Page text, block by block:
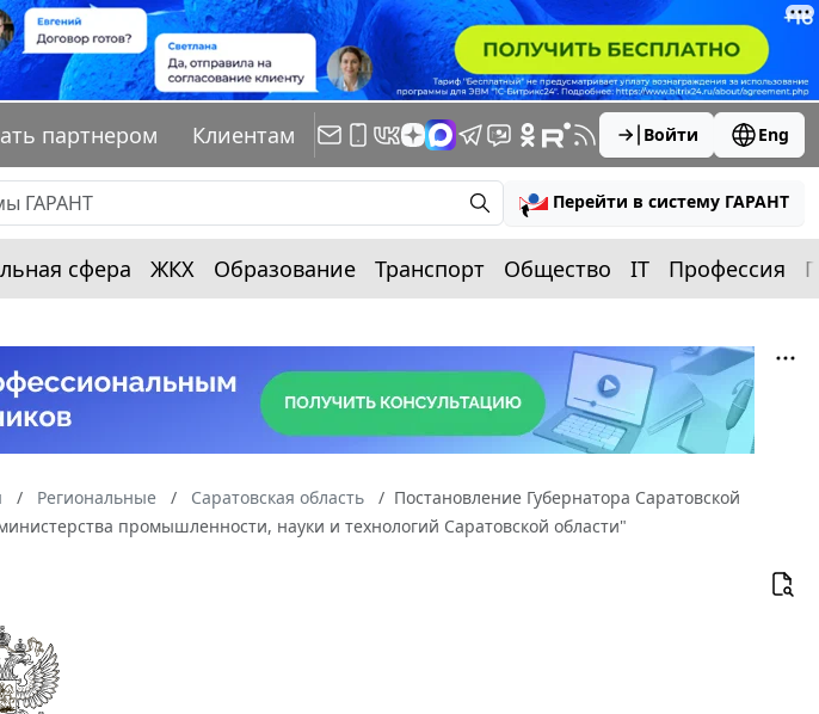
партнером Клиентам Войти Eng
Перейти в систему ГАРАНТ
сфера ЖКХ Образование Транспорт Общество IT Профессия
Региональные Саратовская область
Постановление Губернатора Саратовской
промышленности, науки и технологий Саратовской области"